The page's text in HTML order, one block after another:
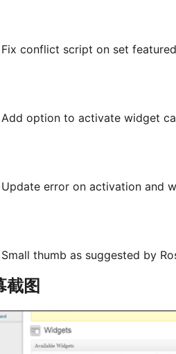
Fix conflict script on set
Add option to activate widget
Update error on activation and
Small thumb as suggested by
截图